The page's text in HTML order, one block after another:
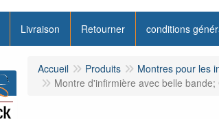
Livraison Retourner conditions
Accueil Produits Montres pour les
Montre d'infirmière avec belle bande;